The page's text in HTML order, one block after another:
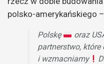
polsko-amerykańskiego
Polskę oraz
partnerstwo, które
i wzmacniamy